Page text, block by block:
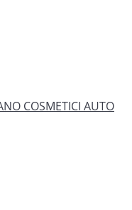
COSMETICI AUTO